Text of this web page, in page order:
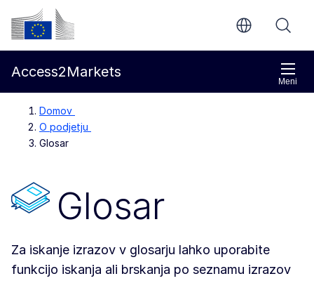
Preskoči na glavno vsebino
Evropska komisija
Meni
Access2Markets
Domov
O podjetju
Glosar
Glosar
Za iskanje izrazov v glosarju lahko uporabite
funkcijo iskanja ali brskanja po seznamu izrazov